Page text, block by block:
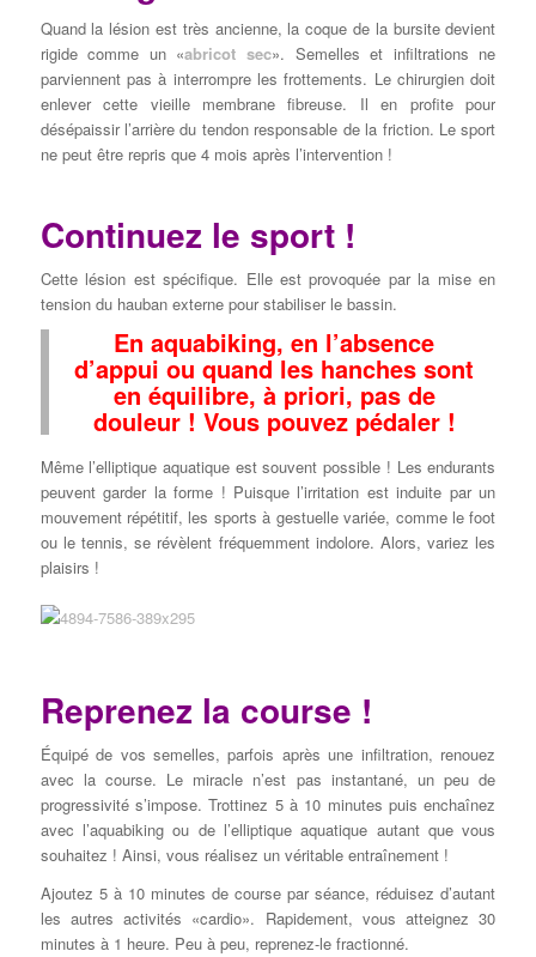
Quand la lésion est très ancienne, la coque de la bursite devient
rigide comme un «abricot sec». Semelles et infiltrations ne
parviennent pas à interrompre les frottements. Le chirurgien doit
enlever cette vieille membrane fibreuse. Il en profite pour
désépaissir l’arrière du tendon responsable de la friction. Le sport
ne peut être repris que 4 mois après l’intervention !
Continuez le sport !
Cette lésion est spécifique. Elle est provoquée par la mise en
tension du hauban externe pour stabiliser le bassin.
En aquabiking, en l’absence
d’appui ou quand les hanches sont
en équilibre, à priori, pas de
douleur ! Vous pouvez pédaler !
Même l’elliptique aquatique est souvent possible ! Les endurants
peuvent garder la forme ! Puisque l’irritation est induite par un
mouvement répétitif, les sports à gestuelle variée, comme le foot
ou le tennis, se révèlent fréquemment indolore. Alors, variez les
plaisirs !
Reprenez la course !
Équipé de vos semelles, parfois après une infiltration, renouez
avec la course. Le miracle n’est pas instantané, un peu de
progressivité s’impose. Trottinez 5 à 10 minutes puis enchaînez
avec l’aquabiking ou de l’elliptique aquatique autant que vous
souhaitez ! Ainsi, vous réalisez un véritable entraînement !
Ajoutez 5 à 10 minutes de course par séance, réduisez d’autant
les autres activités «cardio». Rapidement, vous atteignez 30
minutes à 1 heure. Peu à peu, reprenez-le fractionné.